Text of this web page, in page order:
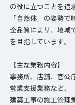
の役に立つことを追
「自然体」の姿勢
全品質により、地域
を目指しています。
【主な業務内容】
事務所、店舗、官公
営業支援業務など、
建築工事の施工管理